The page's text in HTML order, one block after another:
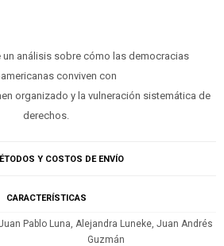
análisis sobre cómo las democracias
conviven con
organizado y la vulneración sistemática de
derechos.
Y COSTOS DE ENVÍO
CARACTERÍSTICAS
Pablo Luna, Alejandra Luneke, Juan Andrés
Guzmán